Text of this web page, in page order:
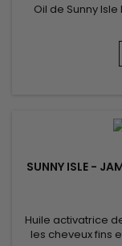
Oil de Sunny
cheveux.
cheveux fins et
pour renforcer et
nourrissante et
SUNNY ISLE -
Huile activatrice
les cheveux fins